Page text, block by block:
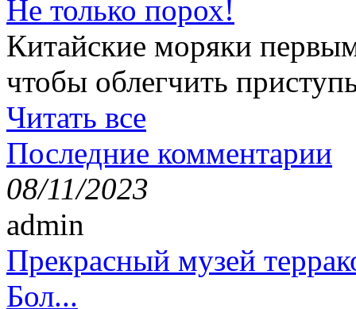
Не только порох!
Китайские моряки
чтобы облегчить
Читать все
Последние комментарии
08/11/2023
admin
Прекрасный музей
Бол...